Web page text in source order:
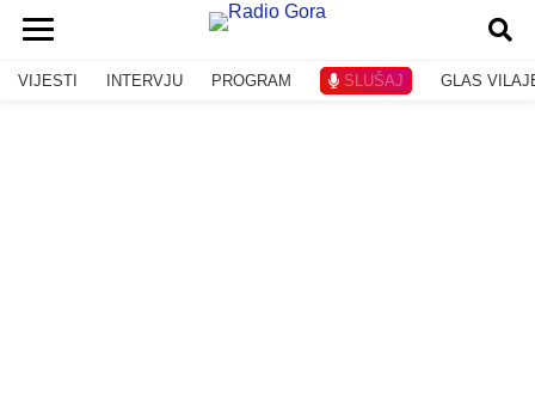
VIJESTI INTERVJU PROGRAM SLUŠAJ GLAS